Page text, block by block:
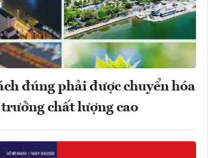
đúng phải được chuyển hóa
chất lượng cao